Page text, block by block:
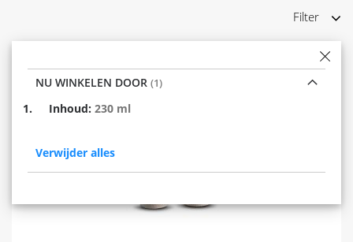
Filter
NU WINKELEN DOOR
Inhoud 230 ml
Verwijder
Verwijder alles